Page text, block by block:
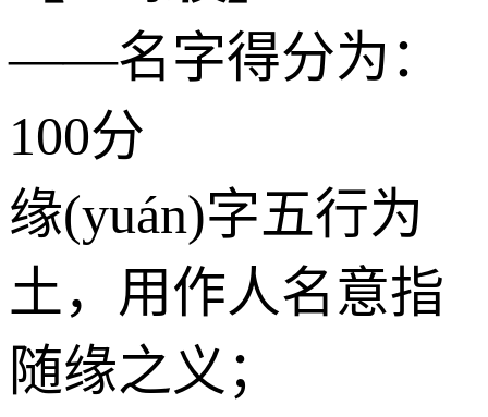
——名字得分为：
100分
缘(yuán)字五行为
土，用作人名意指
随缘之义；